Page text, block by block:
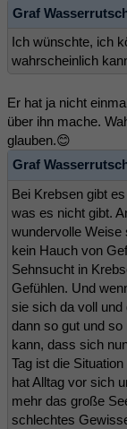
Graf
Ich wünschte, ich
wahrscheinlich
Er hat ja nicht
über ihn mache.
glauben.😊
Graf
Bei Krebsen gibt
was es nicht gibt.
wundervolle Weise
kein Hauch von
Sehnsucht in
Gefühlen. Und
sie sich da voll
dann so gut und
kann, dass sich
Tag ist die
hat Alltag vor sich
mehr das große
schlechtes